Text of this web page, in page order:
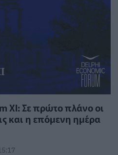
XI: Σε πρώτο πλάνο οι
και η επόμενη ημέρα